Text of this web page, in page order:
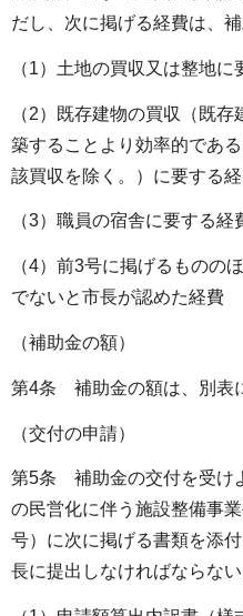
だし、次に掲げる経費は、
（1）土地の買収又は整地に
（2）既存建物の買収（既
築することより効率的であ
該買収を除く。）に要する
（3）職員の宿舎に要する経
（4）前3号に掲げるものの
でないと市長が認めた経費
（補助金の額）
第4条 補助金の額は、別表
（交付の申請）
第5条 補助金の交付を受け
の民営化に伴う施設整備事
号）に次に掲げる書類を添
長に提出しなければならない